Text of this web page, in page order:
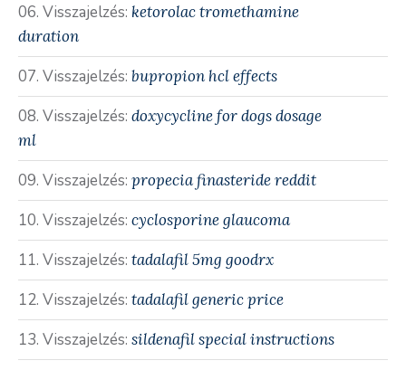
Visszajelzés: ketorolac tromethamine
duration
Visszajelzés: bupropion hcl effects
Visszajelzés: doxycycline for dogs dosage
ml
Visszajelzés: propecia finasteride reddit
Visszajelzés: cyclosporine glaucoma
Visszajelzés: tadalafil 5mg goodrx
Visszajelzés: tadalafil generic price
Visszajelzés: sildenafil special instructions